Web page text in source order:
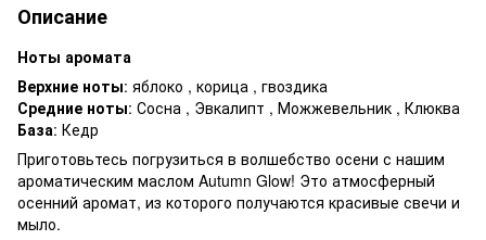
Описание
Ноты аромата
Верхние ноты: яблоко , корица , гвоздика
Средние ноты: Сосна , Эвкалипт , Можжевельник , Клюква
База: Кедр
Приготовьтесь погрузиться в волшебство осени с нашим
ароматическим маслом Autumn Glow! Это атмосферный
осенний аромат, из которого получаются красивые свечи и
мыло.